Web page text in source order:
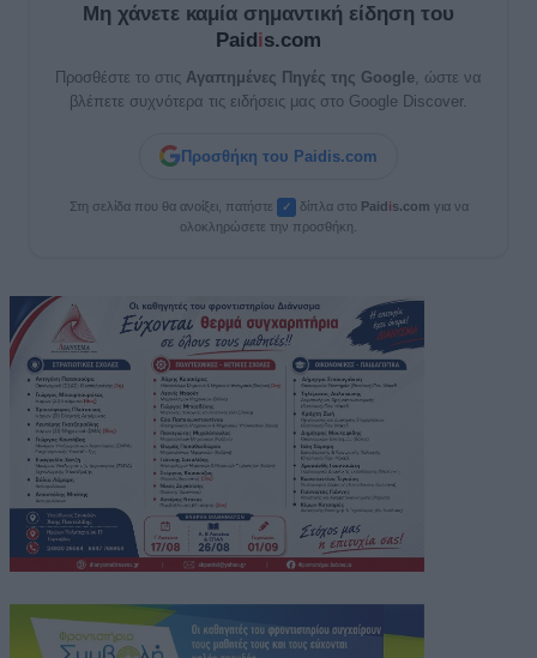
Μη χάνετε καμία σημαντική είδηση του
Paidis.com
Προσθέστε το στις Αγαπημένες Πηγές της Google , ώστε να
βλέπετε συχνότερα τις ειδήσεις μας στο Google Discover.
Προσθήκη του Paidis.com
Στη σελίδα που θα ανοίξει, πατήστε ✓ δίπλα στο Paidis.com για να
ολοκληρώσετε την προσθήκη.